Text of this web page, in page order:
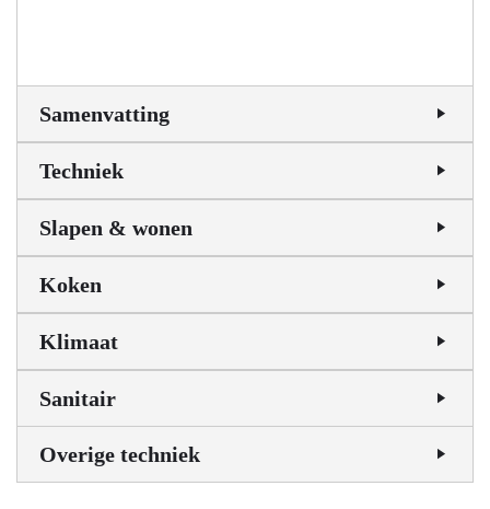
Samenvatting
Techniek
Slapen & wonen
Koken
Klimaat
Sanitair
Overige techniek